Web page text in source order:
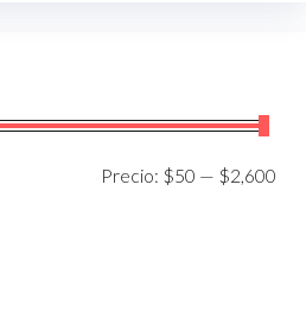
Precio: $50 — $2,600